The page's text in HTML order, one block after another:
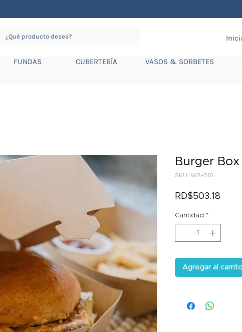
FUNDAS CUBERTERÍA VASOS & SORBETES
Burger
SKU: WS-016
RD$503.18
Cantidad *
Agregar al